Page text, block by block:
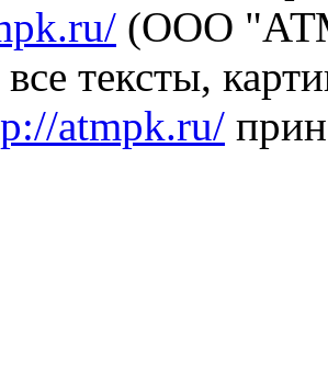
(ООО
тексты,
atmpk.ru/